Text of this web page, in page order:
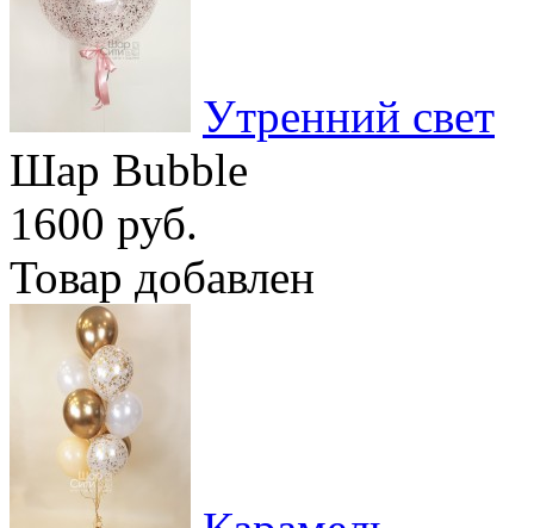
Утренний свет
Шар Bubble
1600 руб.
Товар добавлен